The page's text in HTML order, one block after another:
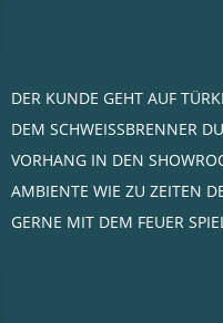
DER KUNDE GEHT AUF
DEM SCHWEISSBRENNER
VORHANG IN DEN
AMBIENTE WIE ZU ZEITEN
GERNE MIT DEM FEUER